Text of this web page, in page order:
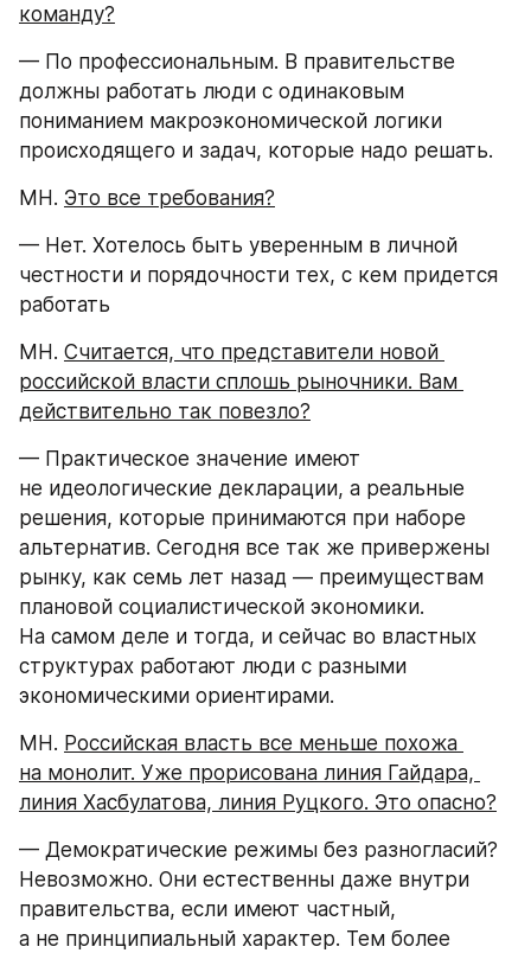
команду?
— По профессиональным. В правительстве
должны работать люди с одинаковым
пониманием макроэкономической логики
происходящего и задач, которые надо решать.
МН. Это все требования?
— Нет. Хотелось быть уверенным в личной
честности и порядочности тех, с кем придется
работать
МН. Считается, что представители новой
российской власти сплошь рыночники. Вам
действительно так повезло?
— Практическое значение имеют
не идеологические декларации, а реальные
решения, которые принимаются при наборе
альтернатив. Сегодня все так же привержены
рынку, как семь лет назад — преимуществам
плановой социалистической экономики.
На самом деле и тогда, и сейчас во властных
структурах работают люди с разными
экономическими ориентирами.
МН. Российская власть все меньше похожа
на монолит. Уже прорисована линия Гайдара,
линия Хасбулатова, линия Руцкого. Это опасно?
— Демократические режимы без разногласий?
Невозможно. Они естественны даже внутри
правительства, если имеют частный,
а не принципиальный характер. Тем более